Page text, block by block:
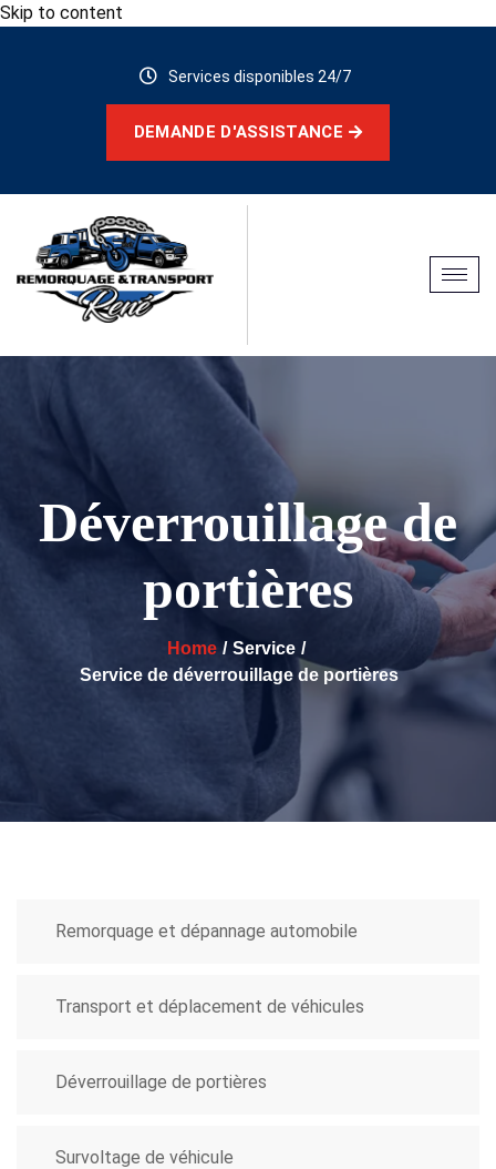
Skip to content
Services disponibles 24/7
DEMANDE D'ASSISTANCE
Déverrouillage de
portières
Home
Service
Service de déverrouillage de portières
Remorquage et dépannage automobile
Transport et déplacement de véhicules
Déverrouillage de portières
Survoltage de véhicule